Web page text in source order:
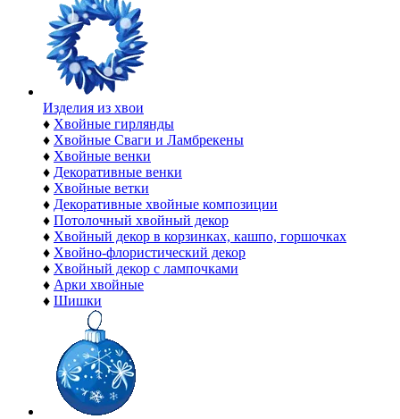
Изделия из хвои
♦ Хвойные гирлянды
♦ Хвойные Сваги и Ламбрекены
♦ Хвойные венки
♦ Декоративные венки
♦ Хвойные ветки
♦ Декоративные хвойные композиции
♦ Потолочный хвойный декор
♦ Хвойный декор в корзинках, кашпо, горшочках
♦ Хвойно-флористический декор
♦ Хвойный декор с лампочками
♦ Арки хвойные
♦ Шишки